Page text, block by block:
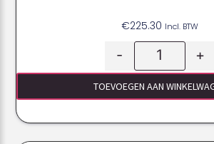
€225.30 Incl. BTW
- +
TOEVOEGEN AAN